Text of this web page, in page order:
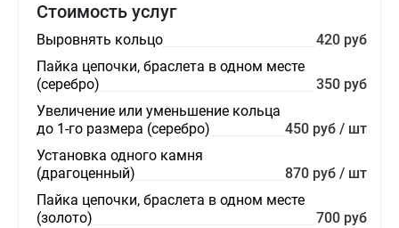
Стоимость услуг
Выровнять кольцо
420 руб
Пайка цепочки, браслета в одном месте
(серебро)
350 руб
Увеличение или уменьшение кольца
до 1-го размера (серебро)
450 руб / шт
Установка одного камня
(драгоценный)
870 руб / шт
Пайка цепочки, браслета в одном месте
(золото)
700 руб